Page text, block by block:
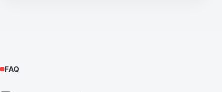
FAQ